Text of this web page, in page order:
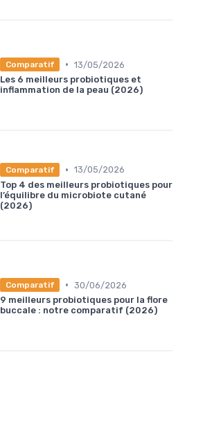
Comparatif • 13/05/2026
Les 6 meilleurs probiotiques et
inflammation de la peau (2026)
Comparatif • 13/05/2026
Top 4 des meilleurs probiotiques pour
l’équilibre du microbiote cutané
(2026)
Comparatif • 30/06/2026
9 meilleurs probiotiques pour la flore
buccale : notre comparatif (2026)